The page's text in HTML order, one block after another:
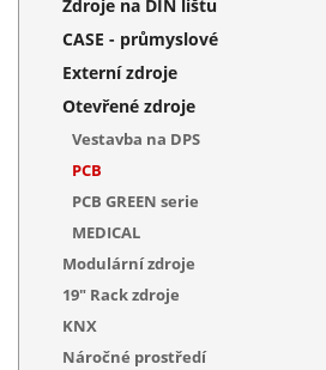
Zdroje na DIN lištu
CASE - průmyslové
Externí zdroje
Otevřené zdroje
Vestavba na DPS
PCB
PCB GREEN serie
MEDICAL
Modulární zdroje
19" Rack zdroje
KNX
Náročné prostředí